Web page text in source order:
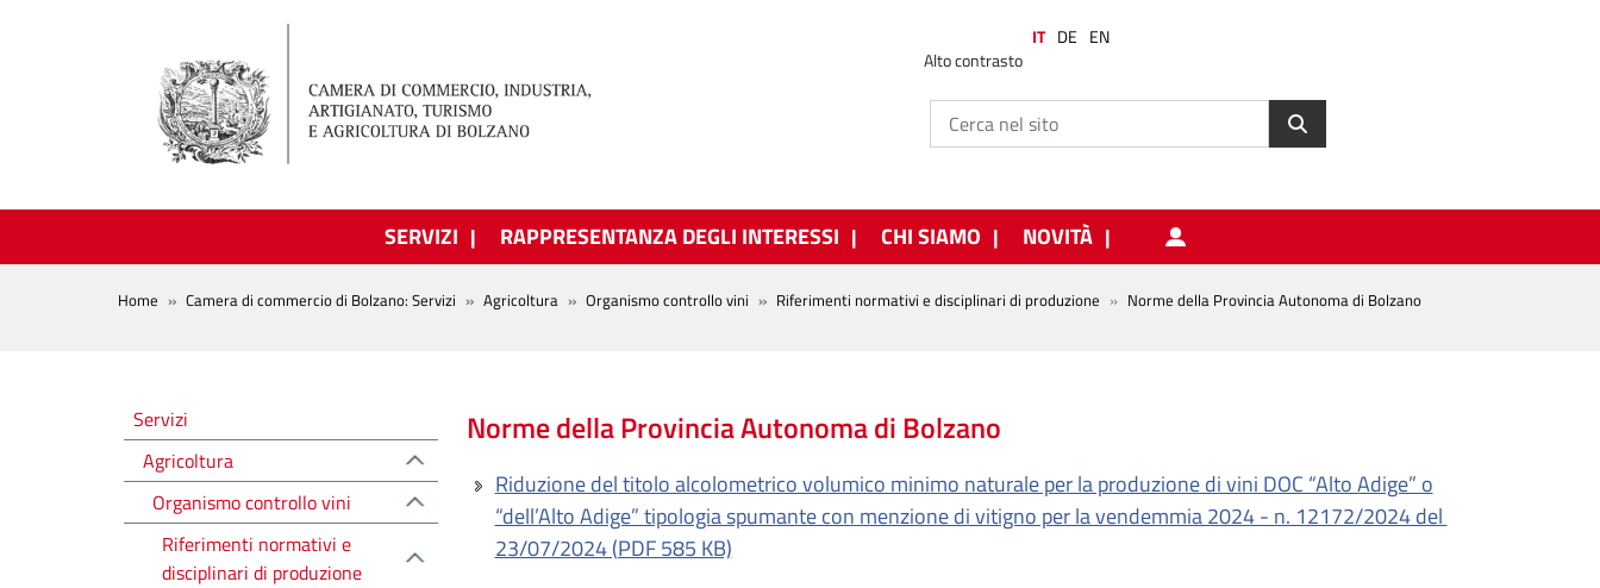
Alto contrasto
IT DE EN
SERVIZI RAPPRESENTANZA DEGLI INTERESSI CHI SIAMO NOVITÀ
BREADCRUMB
Home Camera di commercio di Bolzano: Servizi Agricoltura Organismo controllo vini Riferimenti normativi e disciplinari di produzione Norme della Provincia Autonoma di Bolzano
Norme della Provincia Autonoma di Bolzano
Riduzione del titolo alcolometrico volumico minimo naturale per la produzione di vini DOC “Alto Adige” o
“dell’Alto Adige” tipologia spumante con menzione di vitigno per la vendemmia 2024 - n. 12172/2024 del
23/07/2024 (PDF 585 KB)
Altre voci
Servizi
Agricoltura
Organismo controllo vini
Riferimenti normativi e
disciplinari di produzione